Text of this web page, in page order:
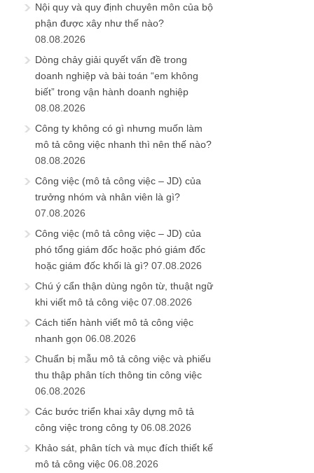
Nội quy và quy định chuyên môn của bộ
phận được xây như thế nào?
08.08.2026
Dòng chảy giải quyết vấn đề trong
doanh nghiệp và bài toán “em không
biết” trong vận hành doanh nghiệp
08.08.2026
Công ty không có gì nhưng muốn làm
mô tả công việc nhanh thì nên thế nào?
08.08.2026
Công việc (mô tả công việc – JD) của
trưởng nhóm và nhân viên là gì?
07.08.2026
Công việc (mô tả công việc – JD) của
phó tổng giám đốc hoặc phó giám đốc
hoặc giám đốc khối là gì? 07.08.2026
Chú ý cẩn thận dùng ngôn từ, thuật ngữ
khi viết mô tả công việc 07.08.2026
Cách tiến hành viết mô tả công việc
nhanh gọn 06.08.2026
Chuẩn bị mẫu mô tả công việc và phiếu
thu thập phân tích thông tin công việc
06.08.2026
Các bước triển khai xây dựng mô tả
công việc trong công ty 06.08.2026
Khảo sát, phân tích và mục đích thiết kế
mô tả công việc 06.08.2026